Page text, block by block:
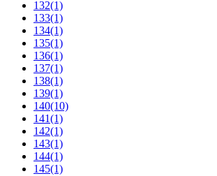
132(1)
133(1)
134(1)
135(1)
136(1)
137(1)
138(1)
139(1)
140(10)
141(1)
142(1)
143(1)
144(1)
145(1)